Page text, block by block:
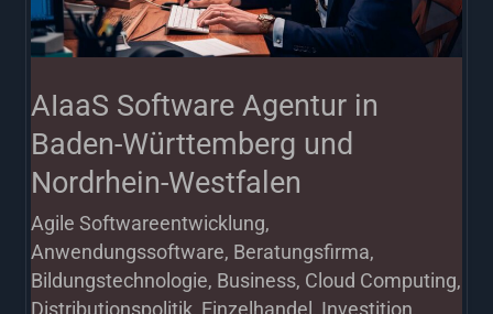
AIaaS Software Agentur in
Baden-Württemberg und
Nordrhein-Westfalen
Agile Softwareentwicklung,
Anwendungssoftware, Beratungsfirma,
Bildungstechnologie, Business, Cloud Computing,
Distributionspolitik, Einzelhandel, Investition,
Württemberg
und
Westfalen